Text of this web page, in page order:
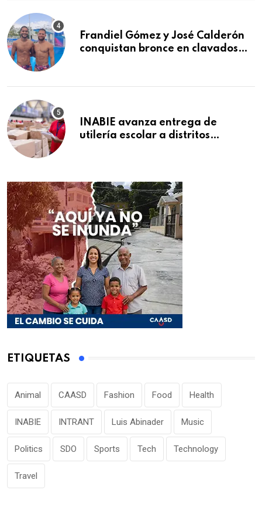
Frandiel Gómez y José Calderón
conquistan bronce en clavados
INABIE avanza entrega de
utilería escolar a distritos
ETIQUETAS
Animal CAASD Fashion Food Health
INABIE INTRANT Luis Abinader Music
Politics SDO Sports Tech Technology
Travel